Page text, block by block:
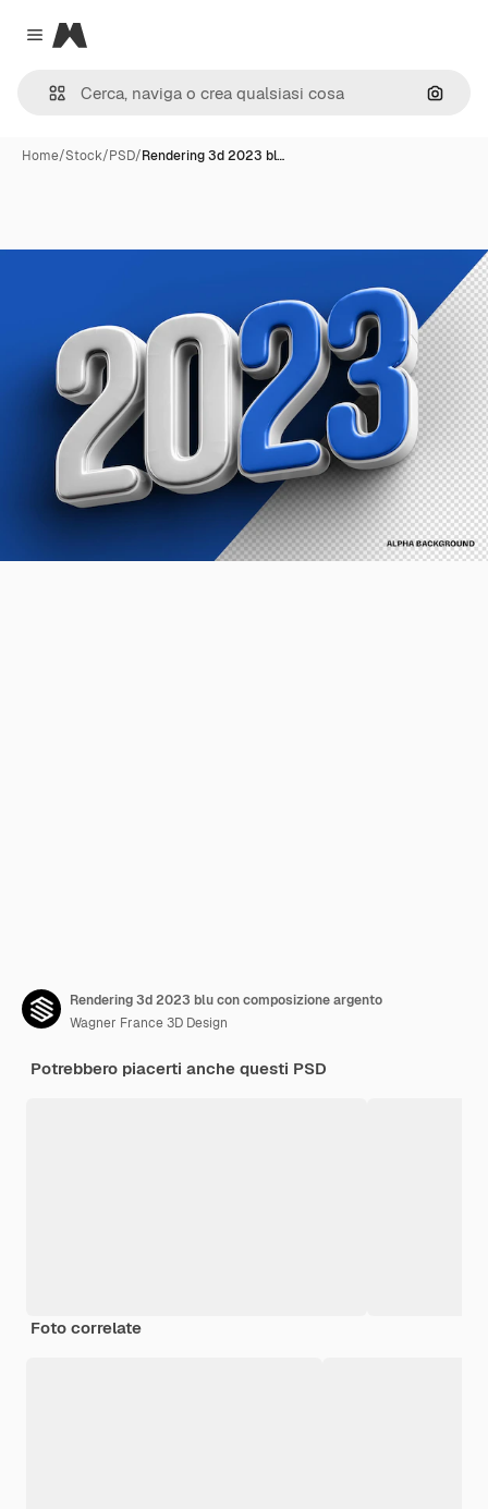
Close menu
Magnific
Cerca
Home/Stock/PSD/Rendering 3d 2023 bl…
Rendering 3d 2023 blu con composizione argento
Wagner France 3D Design
Potrebbero piacerti anche questi PSD
Foto correlate